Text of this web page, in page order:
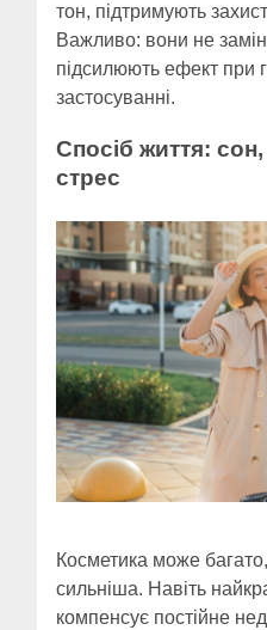
тон, підтримують
Важливо: вони не
підсилюють ефект при
застосуванні.
Спосіб життя:
стрес
Косметика може
сильніша. Навіть
компенсує постійне